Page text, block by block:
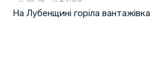
На Лубенщині горіла вантажівка